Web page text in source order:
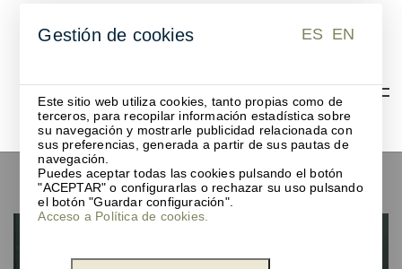
Papeleras
Gestión de cookies ES EN
Este sitio web utiliza cookies, tanto propias como de
terceros, para recopilar información estadística sobre
su navegación y mostrarle publicidad relacionada con
sus preferencias, generada a partir de sus pautas de
navegación.
Puedes aceptar todas las cookies pulsando el botón
"ACEPTAR" o configurarlas o rechazar su uso pulsando
el botón "Guardar configuración".
Acceso a Política de cookies.